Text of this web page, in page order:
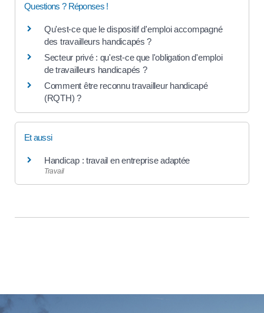
Questions ? Réponses !
Qu'est-ce que le dispositif d'emploi accompagné
des travailleurs handicapés ?
Secteur privé : qu'est-ce que l'obligation d'emploi
de travailleurs handicapés ?
Comment être reconnu travailleur handicapé
(RQTH) ?
Et aussi
Handicap : travail en entreprise adaptée
Travail